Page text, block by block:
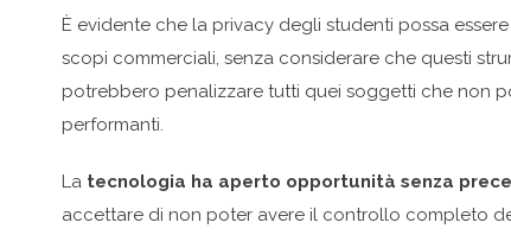
È evidente che la privacy degli studenti possa
scopi commerciali, senza considerare che questi
potrebbero penalizzare tutti quei soggetti che non
performanti.
La tecnologia ha aperto opportunità senza
accettare di non poter avere il controllo completo